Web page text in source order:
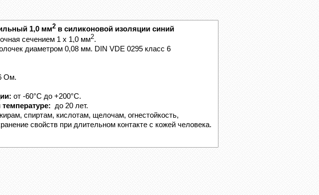
1,0 мм2 в силиконовой изоляции синий
сечением 1 х 1,0 мм2.
диаметром 0,08 мм. DIN VDE 0295 класс 6
Ом.
от -60°С до +200°С.
до 20 лет.
спиртам, кислотам, щелочам, огнестойкость,
свойств при длительном контакте с кожей человека.